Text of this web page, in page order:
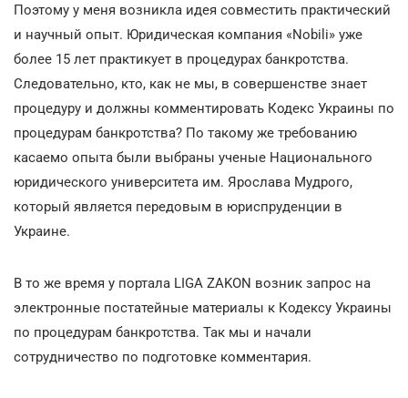
Поэтому у меня возникла идея совместить практический
и научный опыт. Юридическая компания «Nobili» уже
более 15 лет практикует в процедурах банкротства.
Следовательно, кто, как не мы, в совершенстве знает
процедуру и должны комментировать Кодекс Украины по
процедурам банкротства? По такому же требованию
касаемо опыта были выбраны ученые Национального
юридического университета им. Ярослава Мудрого,
который является передовым в юриспруденции в
Украине.
В то же время у портала LIGA ZAKON возник запрос на
электронные постатейные материалы к Кодексу Украины
по процедурам банкротства. Так мы и начали
сотрудничество по подготовке комментария.